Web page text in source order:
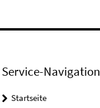
Service-Navigation
Startseite